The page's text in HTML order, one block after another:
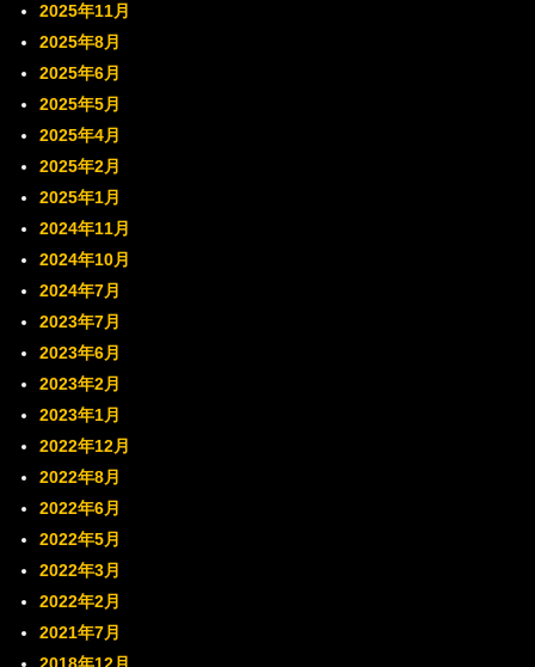
2025年11月
2025年8月
2025年6月
2025年5月
2025年4月
2025年2月
2025年1月
2024年11月
2024年10月
2024年7月
2023年7月
2023年6月
2023年2月
2023年1月
2022年12月
2022年8月
2022年6月
2022年5月
2022年3月
2022年2月
2021年7月